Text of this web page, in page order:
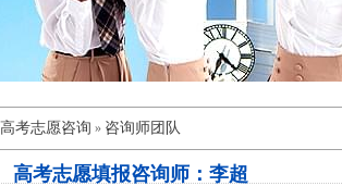
高考志愿咨询 » 咨询师团队
高考志愿填报咨询师：李超